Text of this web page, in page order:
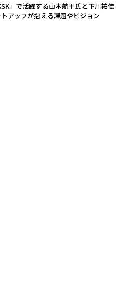
」で活躍する山本航平氏と下川祐佳
アップが抱える課題やビジョン